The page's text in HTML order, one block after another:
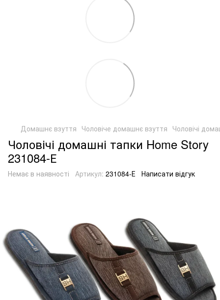
Домашнє взуття Чоловіче домашнє взуття Чоловічі
Чоловічі домашні тапки Home Story
231084-Е
Немає в наявності Артикул: 231084-Е Написати відгук